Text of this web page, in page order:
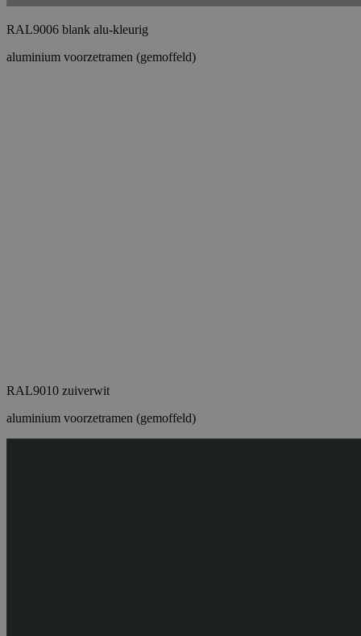
RAL9006 blank alu-kleurig
aluminium voorzetramen (gemoffeld)
RAL9010 zuiverwit
aluminium voorzetramen (gemoffeld)